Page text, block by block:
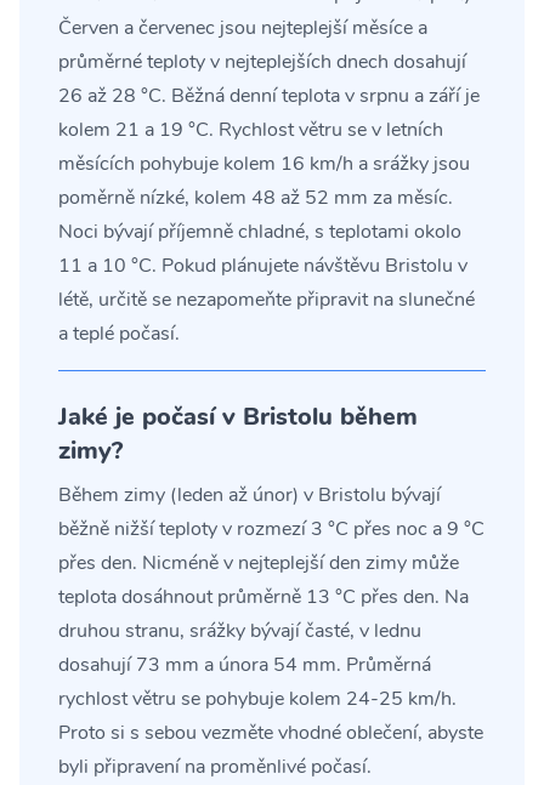
Červen a červenec jsou nejteplejší měsíce a
průměrné teploty v nejteplejších dnech dosahují
26 až 28 °C. Běžná denní teplota v srpnu a září je
kolem 21 a 19 °C. Rychlost větru se v letních
měsících pohybuje kolem 16 km/h a srážky jsou
poměrně nízké, kolem 48 až 52 mm za měsíc.
Noci bývají příjemně chladné, s teplotami okolo
11 a 10 °C. Pokud plánujete návštěvu Bristolu v
létě, určitě se nezapomeňte připravit na slunečné
a teplé počasí.
Jaké je počasí v Bristolu během
zimy?
Během zimy (leden až únor) v Bristolu bývají
běžně nižší teploty v rozmezí 3 °C přes noc a 9 °C
přes den. Nicméně v nejteplejší den zimy může
teplota dosáhnout průměrně 13 °C přes den. Na
druhou stranu, srážky bývají časté, v lednu
dosahují 73 mm a února 54 mm. Průměrná
rychlost větru se pohybuje kolem 24-25 km/h.
Proto si s sebou vezměte vhodné oblečení, abyste
byli připravení na proměnlivé počasí.